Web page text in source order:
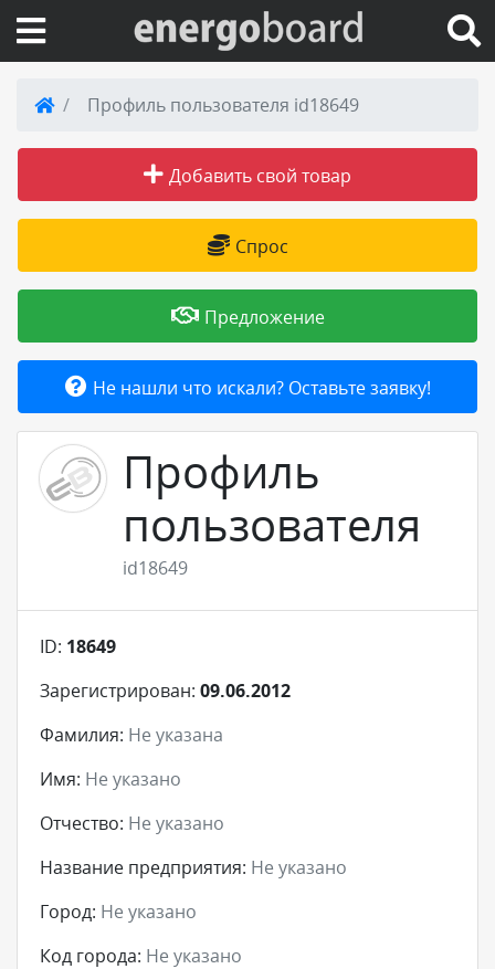
Вход на сайт
Поиск по сайту
Публикации
Справка
Товары и услуги
Добавить товар или услугу
Профиль пользователя id18649
Добавить свой товар
Спрос
Предложение
Не нашли что искали? Оставьте заявку!
Профиль
пользователя
id18649
ID: 18649
Зарегистрирован: 09.06.2012
Фамилия: Не указана
Имя: Не указано
Отчество: Не указано
Название предприятия: Не указано
Город: Не указано
Код города: Не указано